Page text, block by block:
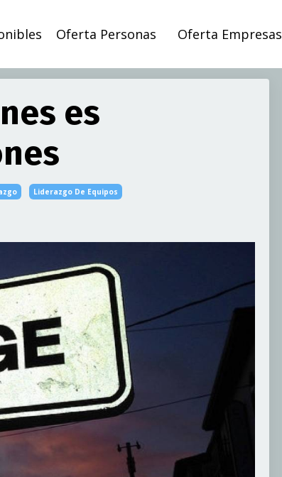
Oferta Personas Oferta Empresas
es
Liderazgo De Equipos